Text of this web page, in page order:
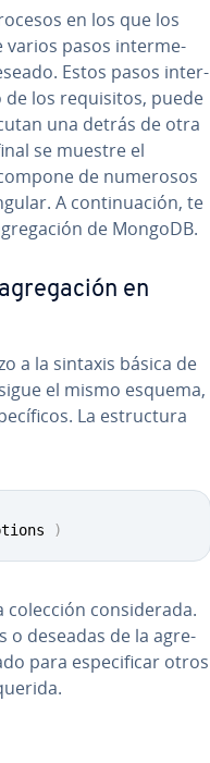
en los que los
varios pasos in­te­r­me­
Estos pasos in­te­r­
de los re­qui­si­tos, puede
una detrás de otra
se muestre el
de numerosos
A co­n­ti­nua­ción, te
de MongoDB.
en
a la sintaxis básica de
el mismo esquema,
La es­tru­c­tu­ra
)
colección co­n­si­de­ra­da.
o deseadas de la agre­
para es­pe­ci­fi­car otros